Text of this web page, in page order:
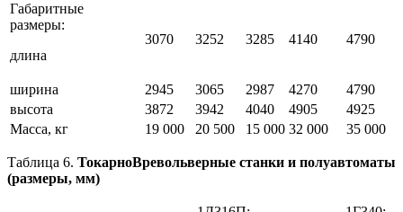
Габаритные
размеры:
длина
3070 3252 3285 4140 4790
ширина 2945 3065 2987 4270
4790
высота
3872 3942 4040 4905
4925
Масса, кг
19 000 20 500 15 000 32 000 35 000
Таблица 6. ТокарноBревольверные станки и полуавтоматы
(размеры, мм)